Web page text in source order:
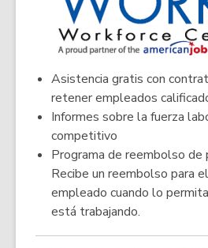
a
n
w
w
i
d
o
w
Asistencia gratis con
retener empleados
Informes sobre la fuerza
competitivo
Programa de reembolso de
Recibe un reembolso para
empleado cuando lo
está trabajando.